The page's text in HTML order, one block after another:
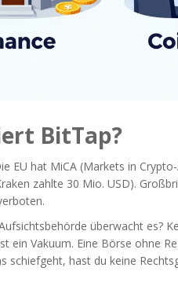
BitTap?
EU hat MiCA (Markets in
zahlte 30 Mio. USD).
überwacht es?
ein Vakuum. Eine Börse ohne
hast du keine